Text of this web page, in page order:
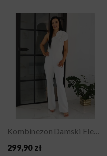
Kombinezon Damski Elegancki Na Jedno Ramię Na...
299,90 zł